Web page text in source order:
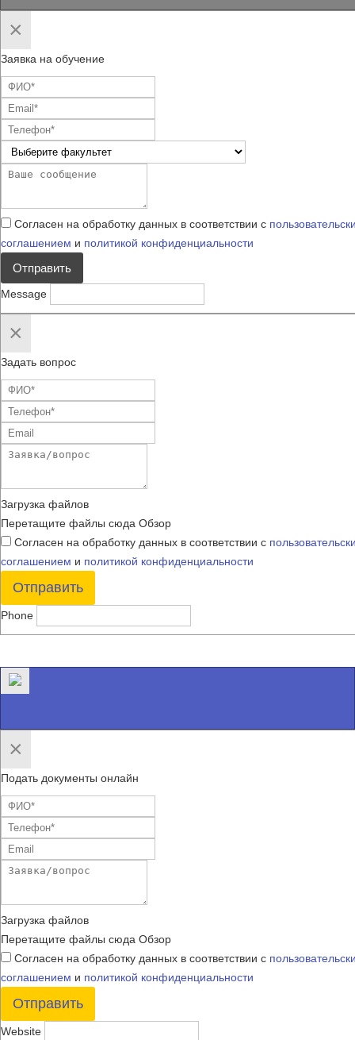
×
Заявка на обучение
Согласен на обработку данных в соответствии с
соглашением и политикой конфиденциальности
Отправить
Message
×
Задать вопрос
Загрузка файлов
Перетащите файлы сюда Обзор
Согласен на обработку данных в соответствии с
соглашением и политикой конфиденциальности
Отправить
Phone
×
Подать документы онлайн
Загрузка файлов
Перетащите файлы сюда Обзор
Согласен на обработку данных в соответствии с
соглашением и политикой конфиденциальности
Отправить
Website